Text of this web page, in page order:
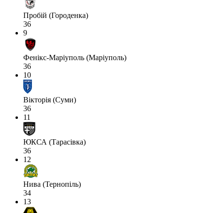
Пробій (Городенка)
36
9
Фенікс-Маріуполь (Маріуполь)
36
10
Вікторія (Суми)
36
11
ЮКСА (Тарасівка)
36
12
Нива (Тернопіль)
34
13